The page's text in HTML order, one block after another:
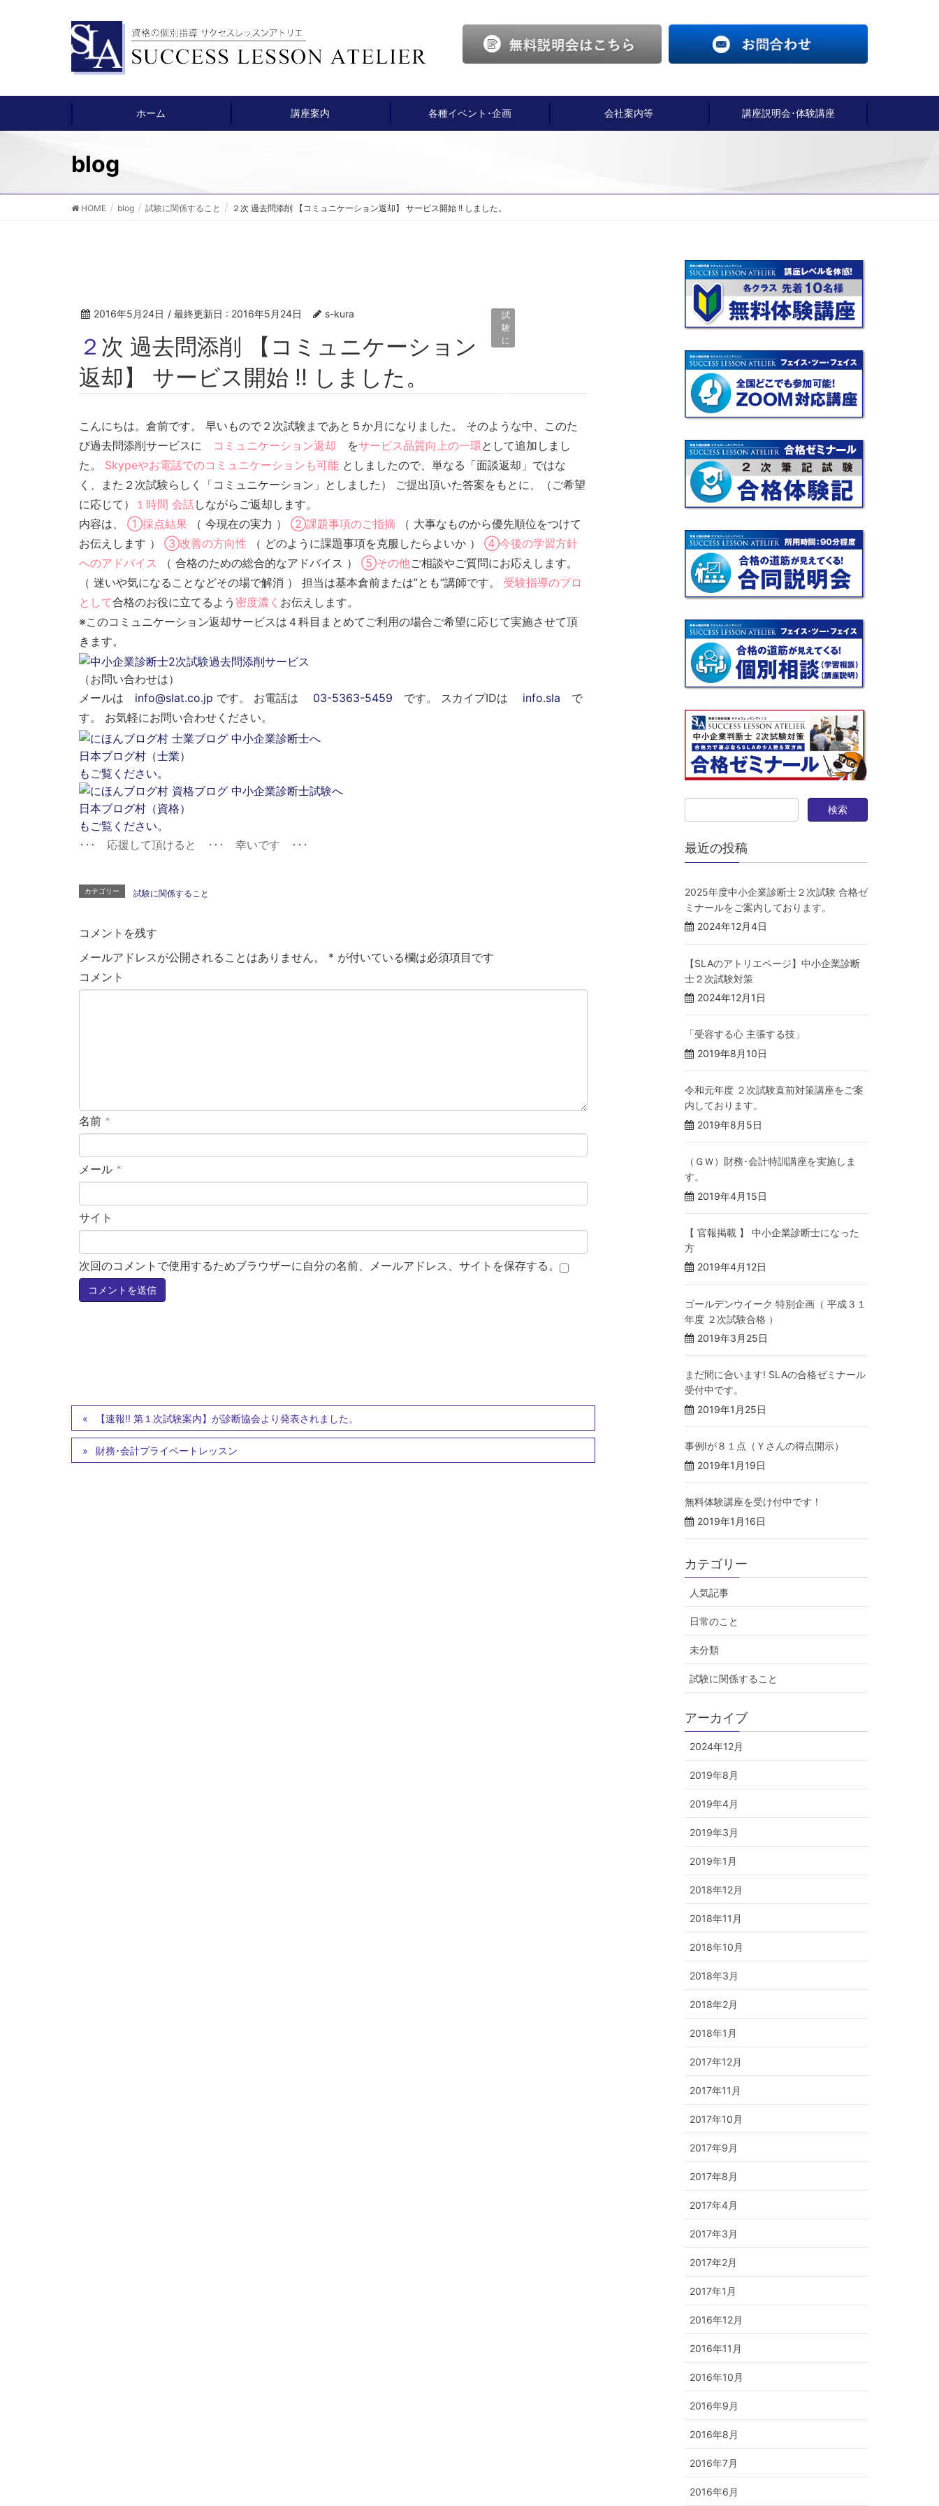
ホーム 講座案内 各種イベント･企画 会社案内等 講座説明会･体験講座
blog
HOME blog 試験に関係すること ２次 過去問添削 【コミュニケーション返却】 サービス開始 !! しました。
2016年5月24日 / 最終更新日 : 2016年5月24日 s-kura
試
験
に
る
２次 過去問添削 【コミュニケーション
返却】 サービス開始 !! しました。
こんにちは。倉前です。 早いもので２次試験まであと５か月になりました。 そのような中、このた
び過去問添削サービスに
コミュニケーション返却 をサービス品質向上の一環として追加しまし
た。 Skypeやお電話でのコミュニケーションも可能 としましたので、単なる「面談返却」ではな
く、また２次試験らしく「コミュニケーション」としました） ご提出頂いた答案をもとに、（ご希望
に応じて）
１時間 会話しながらご返却します。
内容は、①採点結果 （ 今現在の実力 ）②課題事項のご指摘 （ 大事なものから優先順位をつけて
お伝えします ）③改善の方向性 （ どのように課題事項を克服したらよいか ）④今後の学習方針
へのアドバイス
（ 合格のための総合的なアドバイス ）⑤その他ご相談やご質問にお応えします。
（ 迷いや気になることなどその場で解消 ） 担当は基本倉前または”とも”講師です。 受験指導のプロ
として合格のお役に立てるよう 密度濃く お伝えします。
※このコミュニケーション返却サービスは４科目まとめてご利用の場合ご希望に応じて実施させて頂
きます。
（お問い合わせは）
メールは info@slat.co.jp です。 お電話は 03-5363-5459 です。 スカイプIDは info.sla で
す。 お気軽にお問い合わせください。
日本ブログ村（士業）
もご覧ください。
日本ブログ村（資格）
もご覧ください。
･･･ 応援して頂けると ･･･ 幸いです ･･･
カテゴリー 試験に関係すること
コメントを残す
メールアドレスが公開されることはありません。
* が付いている欄は必須項目です
コメント
名前 *
メール *
サイト
次回のコメントで使用するためブラウザーに自分の名前、メールアドレス、サイトを保存する。
【速報!! 第１次試験案内】が診断協会より発表されました。
財務･会計プライベートレッスン
最近の投稿
2025年度中小企業診断士２次試験 合格ゼ
ミナールをご案内しております。
2024年12月4日
【SLAのアトリエページ】中小企業診断
士２次試験対策
2024年12月1日
「受容する心 主張する技」
2019年8月10日
令和元年度 ２次試験直前対策講座をご案
内しております。
2019年8月5日
（ＧＷ）財務･会計特訓講座を実施しま
す。
2019年4月15日
【 官報掲載 】 中小企業診断士になった
方
2019年4月12日
ゴールデンウイーク 特別企画（ 平成３１
年度 ２次試験合格 ）
2019年3月25日
まだ間に合います! SLAの合格ゼミナール
受付中です。
2019年1月25日
事例Ⅰが８１点（Ｙさんの得点開示）
2019年1月19日
無料体験講座を受け付中です！
2019年1月16日
カテゴリー
人気記事
日常のこと
未分類
試験に関係すること
アーカイブ
2024年12月
2019年8月
2019年4月
2019年3月
2019年1月
2018年12月
2018年11月
2018年10月
2018年3月
2018年2月
2018年1月
2017年12月
2017年11月
2017年10月
2017年9月
2017年8月
2017年4月
2017年3月
2017年2月
2017年1月
2016年12月
2016年11月
2016年10月
2016年9月
2016年8月
2016年7月
2016年6月